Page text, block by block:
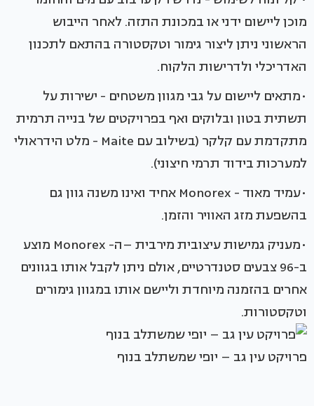
מוכן ליישום ידני או במכונת התזה. לאחר הייבוש
הראשוני ניתן ליצור גימור וטקסטורה בהתאם לתכנון
האדריכלי ולדרישות הלקוח.
•מתאים ליישום על גבי מגוון משטחים - ישירות על
תשתית בטון ובלוקים ואף בפרויקטים של בנייה תרמית
מתקדמת עם קלקר (בשילוב עם Maite - מלט הידראולי
למערכות בידוד תרמי חיצוני).
•עמיד מאוד - Monorex אחיד ואינו משנה גוון גם
בהשפעת מזג האוויר והזמן.
•מעניק גמישות עיצובית מירבית –ה- Monorex מוצע
ב-96 צבעים סטנדרטיים, אולם ניתן לקבל אותו בגוונים
אחרים בהזמנה מיוחדת וליישם אותו במגוון גימורים
וטקסטורות.
פרויקט עין גב – יופי שמשתלב בנוף